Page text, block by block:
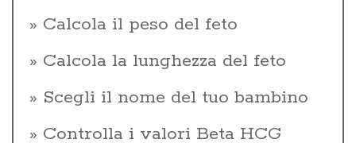
Calcola il peso del feto
Calcola la lunghezza del feto
Scegli il nome del tuo bambino
Controlla i valori Beta HCG